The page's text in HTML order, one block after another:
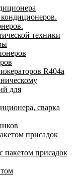
техники
R404a
для
сварка
присадок
пакетом присадок